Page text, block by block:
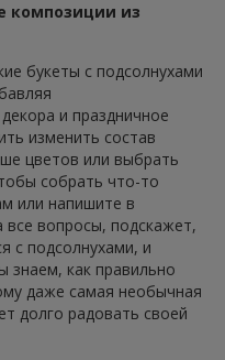
композиции из
букеты с подсолнухами
и праздничное
изменить состав
цветов или выбрать
собрать что-то
или напишите в
вопросы, подскажет,
с подсолнухами, и
знаем, как правильно
даже самая необычная
долго радовать своей